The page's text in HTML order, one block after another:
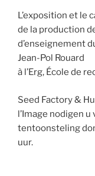
L’exposition et le
de la production
d’enseignement
Jean-Pol Rouard
à l’Erg, École de
Seed Factory &
l’Image nodigen
tentoonsteling
uur.